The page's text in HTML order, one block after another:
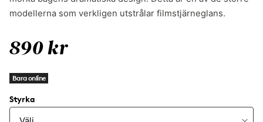
modellerna som verkligen utstrålar filmstjärneglans.
890 kr
Bara online
Styrka